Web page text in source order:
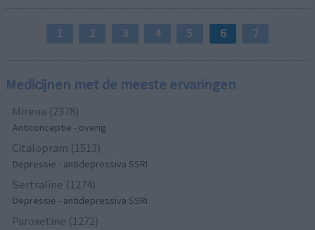
1 2 3 4 5 6 7
Medicijnen met de meeste ervaringen
Mirena (2378)
Anticonceptie - overig
Citalopram (1513)
Depressie - antidepressiva SSRI
Sertraline (1274)
Depressie - antidepressiva SSRI
Paroxetine (1272)